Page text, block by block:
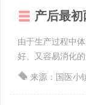
产后最
由于生产过程中
好、又容易消化的
来源：国医小